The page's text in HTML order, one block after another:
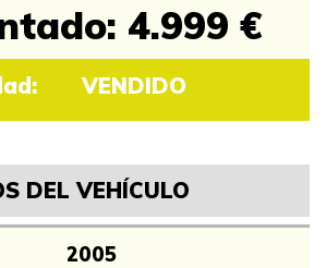
4.999 €
VENDIDO
DEL VEHÍCULO
2005